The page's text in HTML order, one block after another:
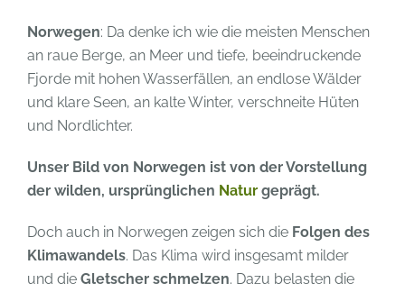
Norwegen: Da denke ich wie die meisten Menschen
an raue Berge, an Meer und tiefe, beeindruckende
Fjorde mit hohen Wasserfällen, an endlose Wälder
und klare Seen, an kalte Winter, verschneite Hüten
und Nordlichter.
Unser Bild von Norwegen ist von der Vorstellung
der wilden, ursprünglichen Natur geprägt.
Doch auch in Norwegen zeigen sich die Folgen des
Klimawandels. Das Klima wird insgesamt milder
und die Gletscher schmelzen. Dazu belasten die